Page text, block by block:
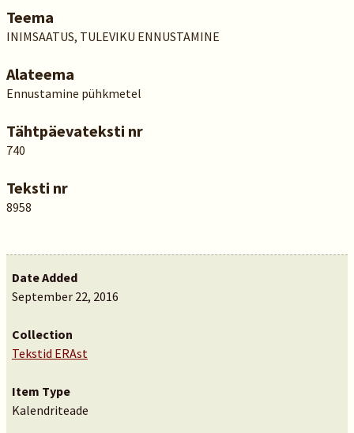
Teema
INIMSAATUS, TULEVIKU ENNUSTAMINE
Alateema
Ennustamine pühkmetel
Tähtpäevateksti nr
740
Teksti nr
8958
Date Added
September 22, 2016
Collection
Tekstid ERAst
Item Type
Kalendriteade